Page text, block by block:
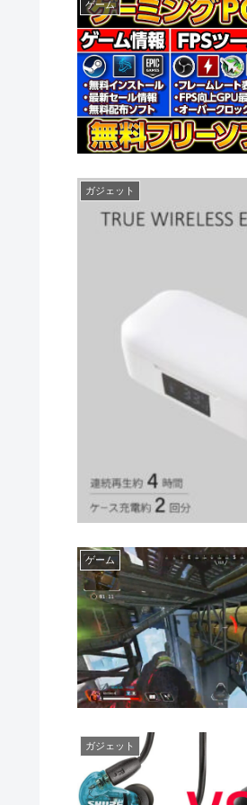
ゲーム
ガジェット
ゲーム
ガジェット